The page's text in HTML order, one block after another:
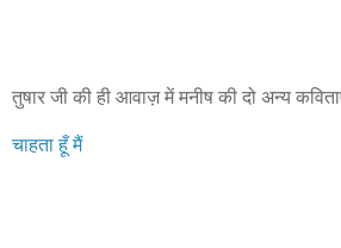
तुषार जी की ही आवाज़ में मनीष की दो अन्य
चाहता हूँ मैं